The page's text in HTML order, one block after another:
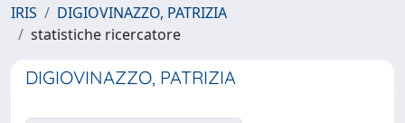
IRIS
DIGIOVINAZZO, PATRIZIA
statistiche ricercatore
DIGIOVINAZZO, PATRIZIA